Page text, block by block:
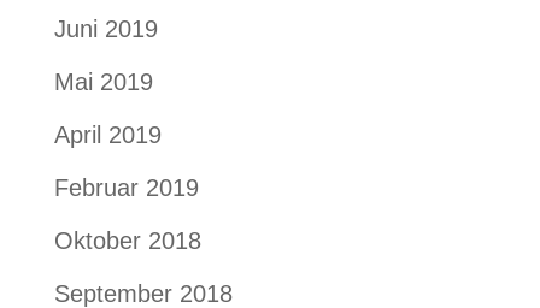
Juni 2019
Mai 2019
April 2019
Februar 2019
Oktober 2018
September 2018